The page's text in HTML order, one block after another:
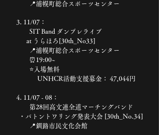
📍浦幌町総合スポーツセンター
3. 11/07：
SIT Band ダンプレライブ
at うらほろ[30th_No33]
📍浦幌町総合スポーツセンター
⏰19:00~
⭐️入場無料
UNHCR活動支援募金： 47,044円
4. 11/07 - 08：
第28回高文連全道マーチングバンド
・バトントワリング発表大会 [30th_No.34]
📍釧路市民文化会館